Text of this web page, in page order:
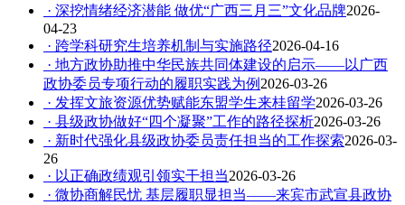
· 深挖情绪经济潜能 做优“广西三月三”文化品牌2026-
04-23
· 跨学科研究生培养机制与实施路径2026-04-16
· 地方政协助推中华民族共同体建设的启示——以广西
政协委员专项行动的履职实践为例 2026-03-26
· 发挥文旅资源优势赋能东盟学生来桂留学2026-03-26
· 县级政协做好“四个凝聚”工作的路径探析2026-03-26
· 新时代强化县级政协委员责任担当的工作探索2026-03-
26
· 以正确政绩观引领实干担当2026-03-26
· 微协商解民忧 基层履职显担当——来宾市武宣县政协